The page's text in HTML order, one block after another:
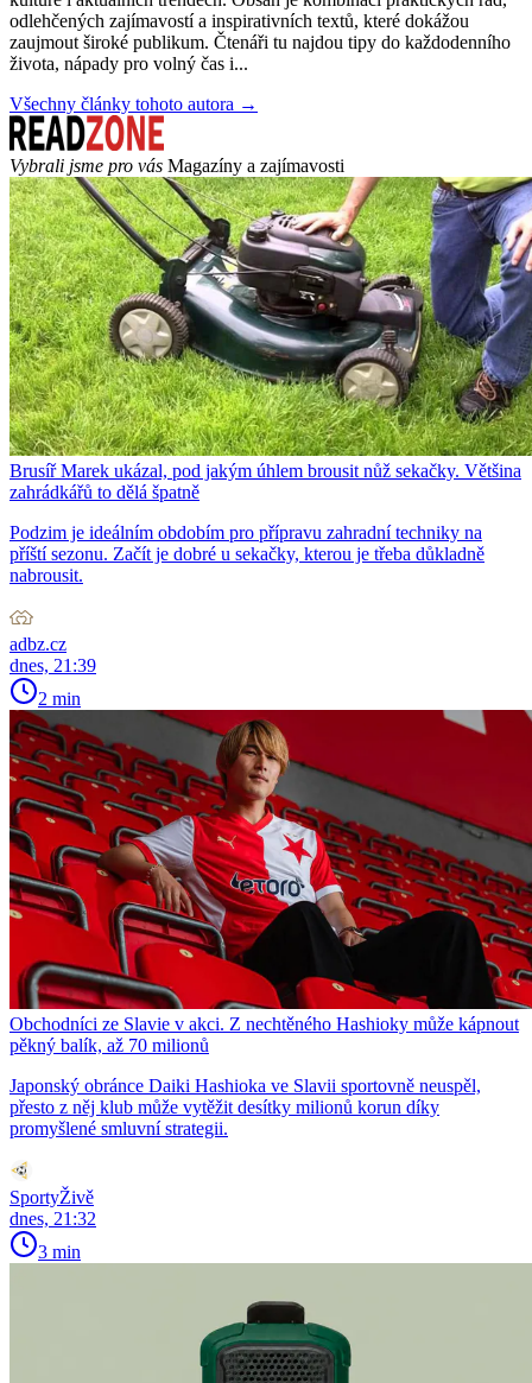
odlehčených zajímavostí a inspirativních textů, které dokážou
zaujmout široké publikum. Čtenáři tu najdou tipy do každodenního
života, nápady pro volný čas i...
Všechny články tohoto autora →
Vybrali jsme pro vás Magazíny a zajímavosti
Brusíř Marek ukázal, pod jakým úhlem brousit nůž sekačky. Většina
zahrádkářů to dělá špatně
Podzim je ideálním obdobím pro přípravu zahradní techniky na
příští sezonu. Začít je dobré u sekačky, kterou je třeba důkladně
nabrousit.
adbz.cz
dnes, 21:39
2 min
Obchodníci ze Slavie v akci. Z nechtěného Hashioky může kápnout
pěkný balík, až 70 milionů
Japonský obránce Daiki Hashioka ve Slavii sportovně neuspěl,
přesto z něj klub může vytěžit desítky milionů korun díky
promyšlené smluvní strategii.
SportyŽivě
dnes, 21:32
3 min